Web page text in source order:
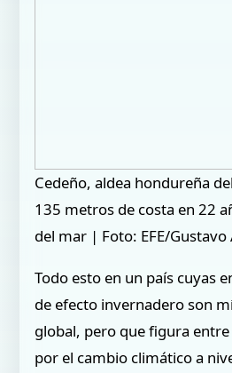
Cedeño, aldea hondureña
135 metros de costa en 22
del mar | Foto: EFE/Gustavo
Todo esto en un país cuyas
de efecto invernadero son
global, pero que figura
por el cambio climático a